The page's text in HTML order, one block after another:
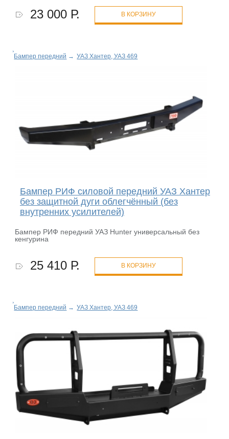
23 000 Р. В КОРЗИНУ
Бампер передний → УАЗ Хантер, УАЗ 469
Бампер РИФ силовой передний УАЗ Хантер
без защитной дуги облегчённый (без
внутренних усилителей)
Бампер РИФ передний УАЗ Hunter универсальный без
кенгурина
25 410 Р. В КОРЗИНУ
Бампер передний → УАЗ Хантер, УАЗ 469